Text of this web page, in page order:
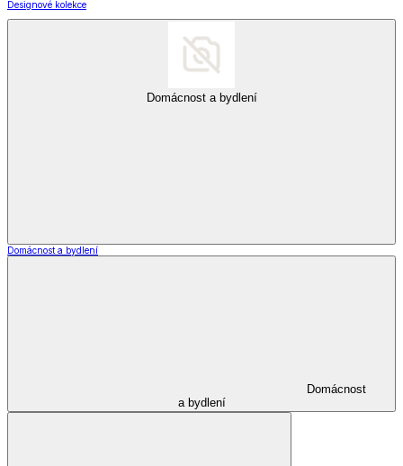
Designové kolekce
Domácnost a bydlení
Domácnost a bydlení
Domácnost
a bydlení